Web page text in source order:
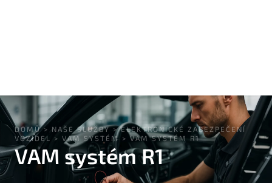
DOMŮ>NAŠE SLUŽBY>ELEKTRONICKÉ ZABEZPEČENÍ
VOZIDEL
> VAM SYSTÉM >VAM SYSTÉM R1
VAM systém R1